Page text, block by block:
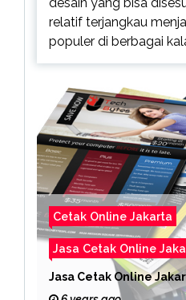
desain yang bisa
relatif terjangkau
populer di berbagai
Cetak Online Jakarta
Jasa Cetak Online
Jasa Cetak Online